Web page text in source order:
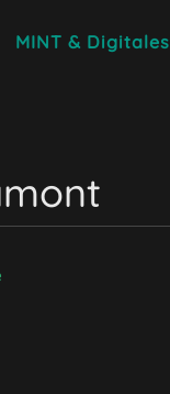
MINT & Digitales